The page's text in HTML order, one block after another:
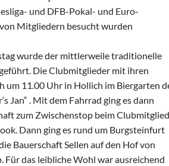
und DFB-Pokal- und Euro-
Mitgliedern besucht wurden
wurde der mittlerweile traditionelle
Die Clubmitglieder mit ihren
um 11.00 Uhr in Hollich im Biergarten
Jan“ . Mit dem Fahrrad ging es dann
zum Zwischenstop beim Clubmitglied
Dann ging es rund um Burgsteinfurt
Bauerschaft Sellen auf den Hof von
Für das leibliche Wohl war ausreichend